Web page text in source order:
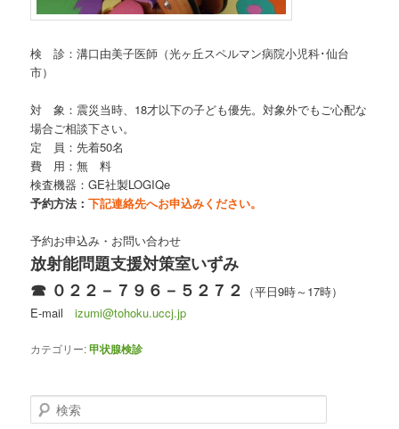
検 診：溝口由美子医師（光ヶ丘スペルマン病院小児科･仙台
市）
対 象：震災当時、18才以下の子ども優先。対象外でもご心配な
場合ご相談下さい。
定 員：先着50名
費 用：無 料
検査機器：GE社製LOGIQe
予約方法：下記連絡先へお申込みください。
予約お申込み・お問い合わせ
放射能問題支援対策室いずみ
☎ ０２２－７９６－５２７２ （平日9時～17時）
E-mailizumi@tohoku.uccj.jp
カテゴリー:甲状腺検診
検
索